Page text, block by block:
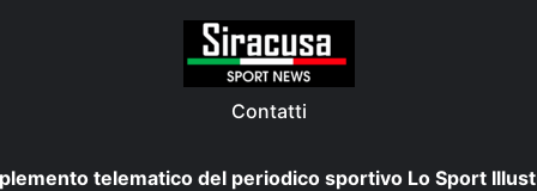
Contatti
telematico del periodico sportivo Lo Sport